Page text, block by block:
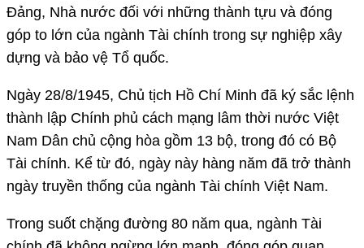
Đảng, Nhà nước đối với những thành tựu và đóng
góp to lớn của ngành Tài chính trong sự nghiệp xây
dựng và bảo vệ Tổ quốc.
Ngày 28/8/1945, Chủ tịch Hồ Chí Minh đã ký sắc lệnh
thành lập Chính phủ cách mạng lâm thời nước Việt
Nam Dân chủ cộng hòa gồm 13 bộ, trong đó có Bộ
Tài chính. Kể từ đó, ngày này hàng năm đã trở thành
ngày truyền thống của ngành Tài chính Việt Nam.
Trong suốt chặng đường 80 năm qua, ngành Tài